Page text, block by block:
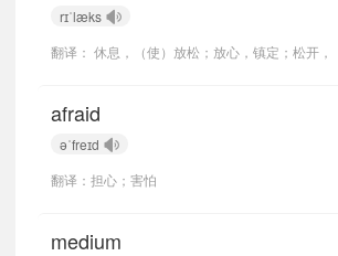
rɪˈlæks
翻译： 休息，（使）放松；放心，镇定；松开，
afraid
əˈfreɪd
翻译：担心；害怕
medium